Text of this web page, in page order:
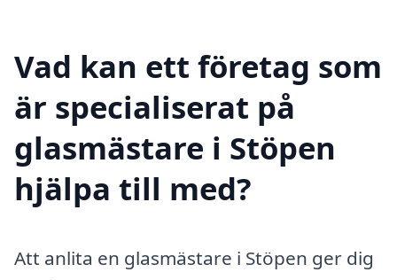
Vad kan ett företag som
är specialiserat på
glasmästare i Stöpen
hjälpa till med?
Att anlita en glasmästare i Stöpen ger dig